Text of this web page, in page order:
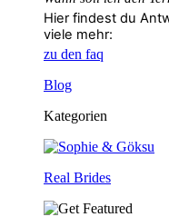
Hier findest du
viele mehr:
zu den faq
Blog
Kategorien
Real Brides